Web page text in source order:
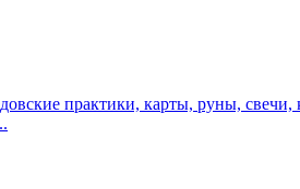
практики, карты, руны,